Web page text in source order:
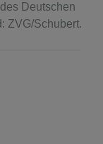
Deutschen
ZVG/Schubert.